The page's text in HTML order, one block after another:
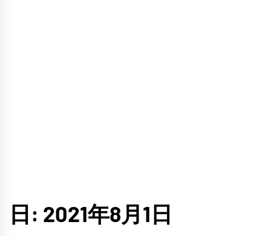
日: 2021年8月1日